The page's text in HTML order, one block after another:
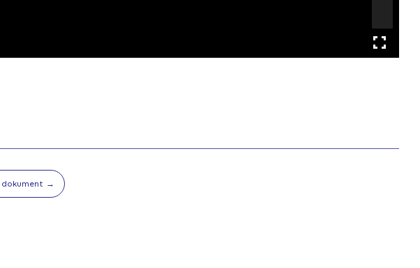
dokument →